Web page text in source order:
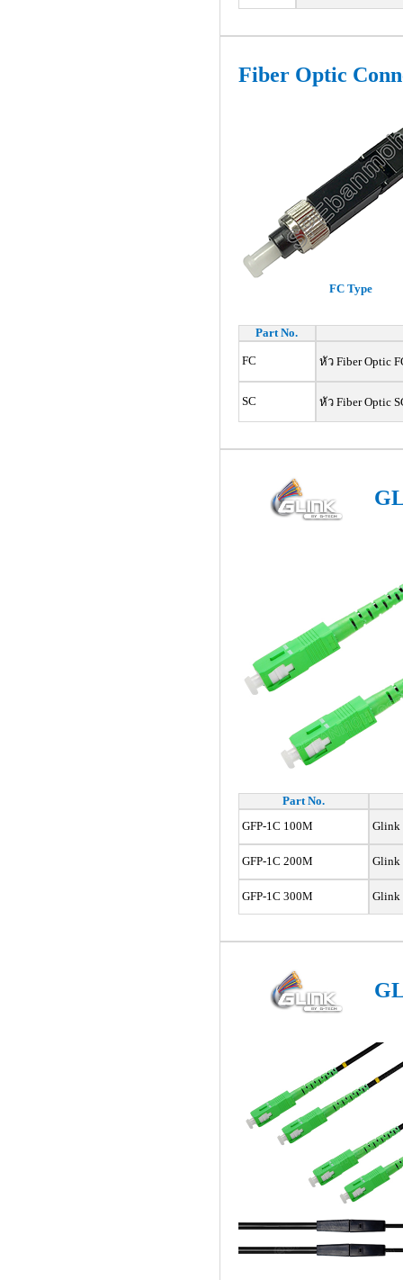
Fiber Optic
FC Type
Part No.
FC หัว Fiber Optic
SC หัว Fiber Optic
Part No.
GFP-1C 100M
Glink
GFP-1C 200M Glink
GFP-1C 300M Glink